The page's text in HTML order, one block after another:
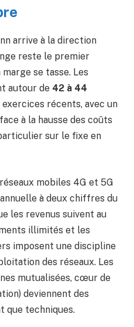
arrive à la direction
reste le premier
se tasse. Les
autour de 42 à 44
récents, avec un
à la hausse des coûts
sur le fixe en
mobiles 4G et 5G
à deux chiffres du
les revenus suivent au
illimités et les
imposent une discipline
des réseaux. Les
mutualisées, cœur de
deviennent des
que techniques.